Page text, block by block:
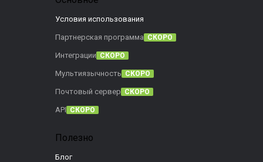
Условия использования
Партнерская программа СКОРО
Интеграции СКОРО
Мультиязычность СКОРО
Почтовый сервер СКОРО
API СКОРО
Полезно
Блог